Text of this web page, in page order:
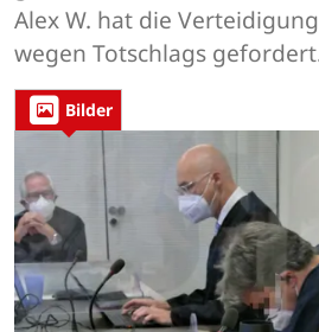
Alex W. hat die
wegen Totschlags
Bilder